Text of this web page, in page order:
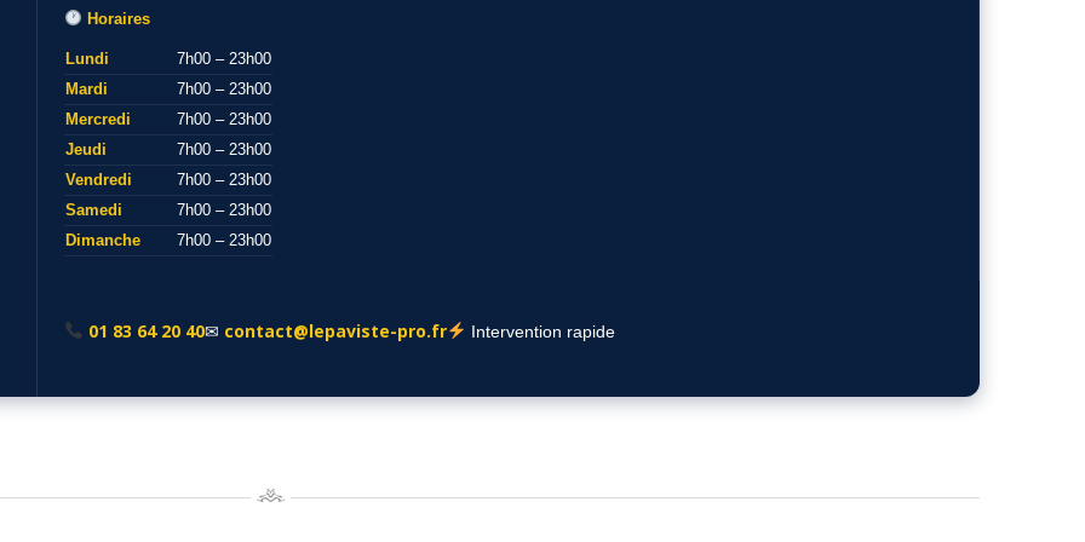
Horaires
Lundi
7h00 – 23h00
Mardi
7h00 – 23h00
Mercredi
7h00 – 23h00
Jeudi
7h00 – 23h00
Vendredi
7h00 – 23h00
Samedi
7h00 – 23h00
Dimanche
7h00 – 23h00
01 83 64 20 40✉ contact@lepaviste-pro.fr Intervention rapide